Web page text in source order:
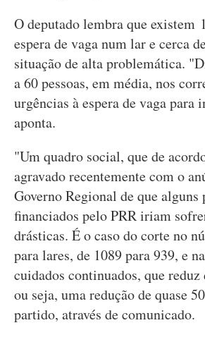
O deputado lembra que existem
espera de vaga num lar e cerca
situação de alta problemática.
a 60 pessoas, em média, nos
urgências à espera de vaga para
aponta.
"Um quadro social, que de
agravado recentemente com o
Governo Regional de que
financiados pelo PRR iriam
drásticas. É o caso do corte no
para lares, de 1089 para 939, e
cuidados continuados, que reduz
ou seja, uma redução de quase
partido, através de comunicado.